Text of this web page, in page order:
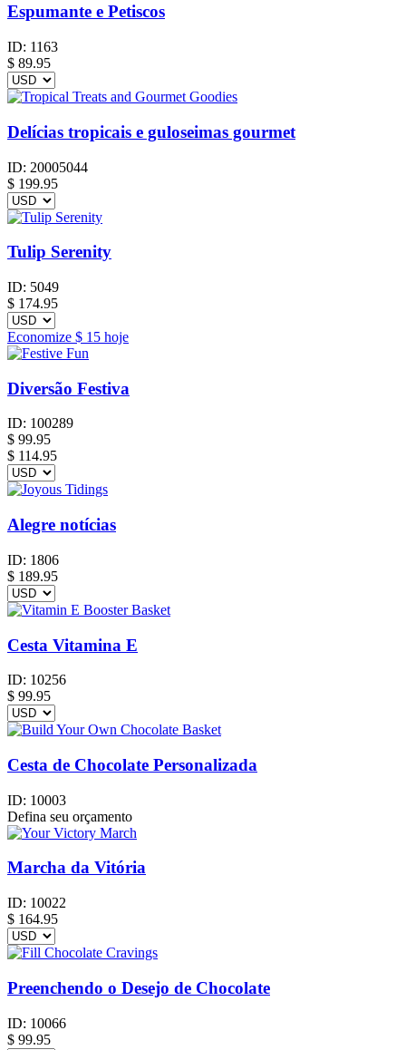
Espumante e Petiscos
ID: 1163
$ 89.95
Delícias tropicais e guloseimas gourmet
ID: 20005044
$ 199.95
Tulip Serenity
ID: 5049
$ 174.95
Economize $ 15 hoje
Diversão Festiva
ID: 100289
$ 99.95
$ 114.95
Alegre notícias
ID: 1806
$ 189.95
Cesta Vitamina E
ID: 10256
$ 99.95
Cesta de Chocolate Personalizada
ID: 10003
Defina seu orçamento
Marcha da Vitória
ID: 10022
$ 164.95
Preenchendo o Desejo de Chocolate
ID: 10066
$ 99.95